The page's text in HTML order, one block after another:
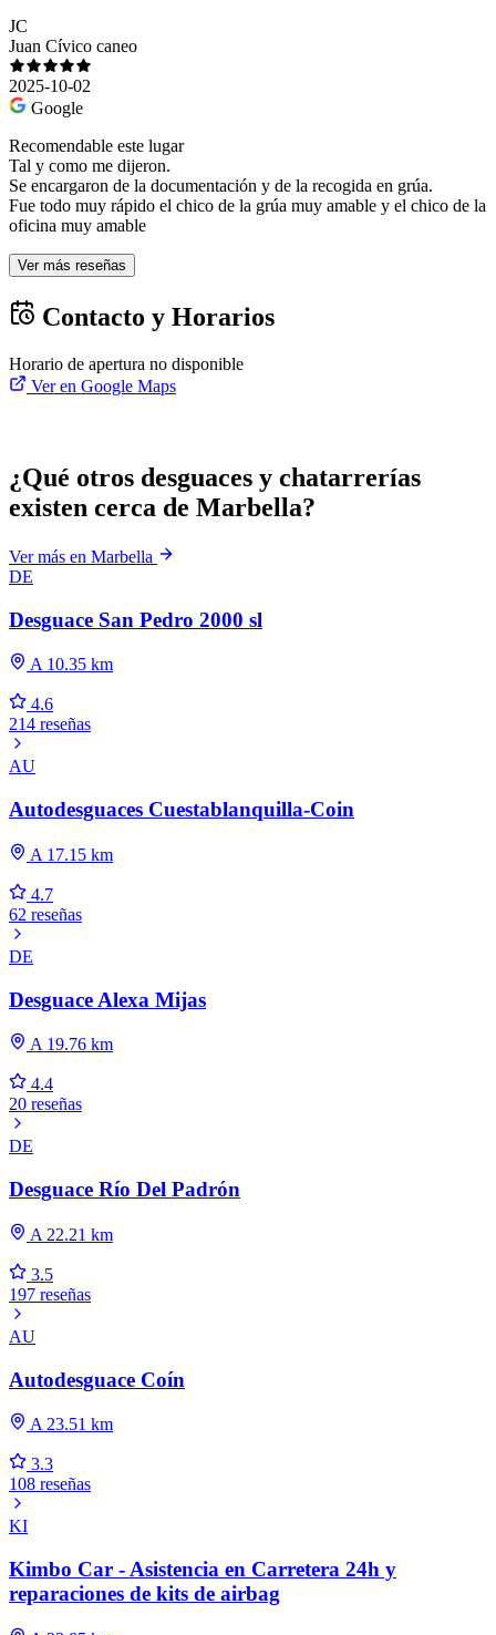
JC
Juan Cívico caneo
2025-10-02
Google
Recomendable este lugar
Tal y como me dijeron.
Se encargaron de la documentación y de la recogida en grúa.
Fue todo muy rápido el chico de la grúa muy amable y el chico de la
oficina muy amable
Ver más reseñas
Contacto y Horarios
Horario de apertura no disponible
Ver en Google Maps
¿Qué otros desguaces y chatarrerías
existen cerca de Marbella?
Ver más en Marbella
DE
Desguace San Pedro 2000 sl
A 10.35 km
4.6
214 reseñas
AU
Autodesguaces Cuestablanquilla-Coin
A 17.15 km
4.7
62 reseñas
DE
Desguace Alexa Mijas
A 19.76 km
4.4
20 reseñas
DE
Desguace Río Del Padrón
A 22.21 km
3.5
197 reseñas
AU
Autodesguace Coín
A 23.51 km
3.3
108 reseñas
KI
Kimbo Car - Asistencia en Carretera 24h y
reparaciones de kits de airbag